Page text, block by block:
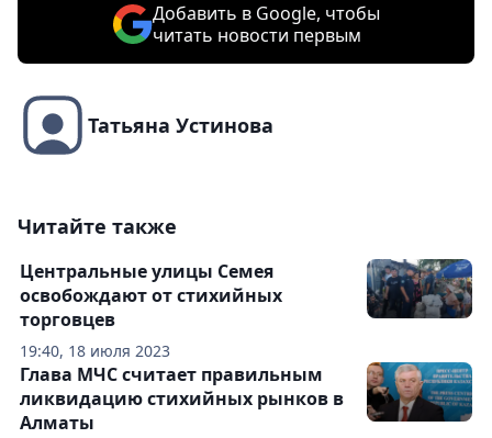
Добавить в Google, чтобы
читать новости первым
Татьяна Устинова
Читайте также
19:40, 18 июля 2023
Центральные улицы Семея
освобождают от стихийных
торговцев
Глава МЧС считает правильным
ликвидацию стихийных рынков в
Алматы